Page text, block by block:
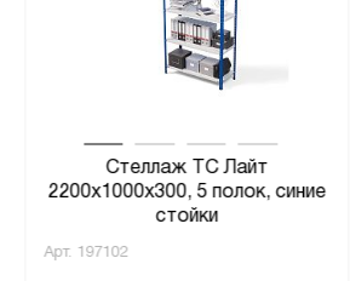
Стеллаж ТС Лайт
2200х1000х300, 5 полок, синие
стойки
Арт. 197102